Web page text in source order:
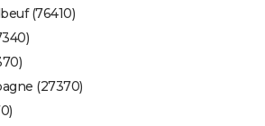
(76410)
(27370)